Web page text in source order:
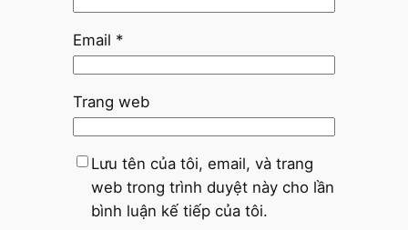
Email *
Trang web
Lưu tên của tôi, email, và trang
web trong trình duyệt này cho lần
bình luận kế tiếp của tôi.